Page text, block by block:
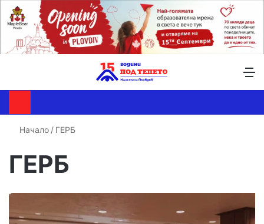
Начало / ГЕРБ
ГЕРБ